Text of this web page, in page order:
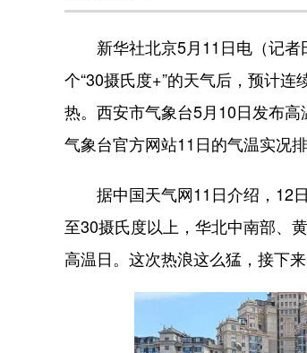
新华社北京5月11日电（记者
个“30摄氏度+”的天气后，预计
热。西安市气象台5月10日发布
气象台官方网站11日的气温实况
据中国天气网11日介绍，12日
至30摄氏度以上，华北中南部、
高温日。这次热浪这么猛，接下